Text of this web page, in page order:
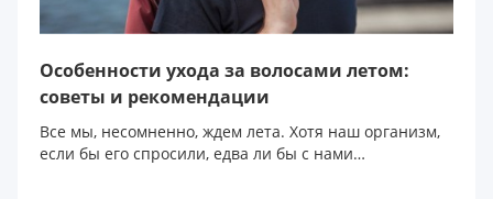
Особенности ухода за волосами летом:
советы и рекомендации
Все мы, несомненно, ждем лета. Хотя наш организм,
если бы его спросили, едва ли бы с нами